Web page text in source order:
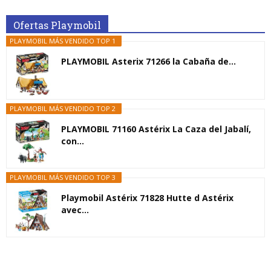
Ofertas Playmobil
PLAYMOBIL MÁS VENDIDO TOP 1
PLAYMOBIL Asterix 71266 la Cabaña de...
PLAYMOBIL MÁS VENDIDO TOP 2
PLAYMOBIL 71160 Astérix La Caza del Jabalí,
con...
PLAYMOBIL MÁS VENDIDO TOP 3
Playmobil Astérix 71828 Hutte d Astérix
avec...